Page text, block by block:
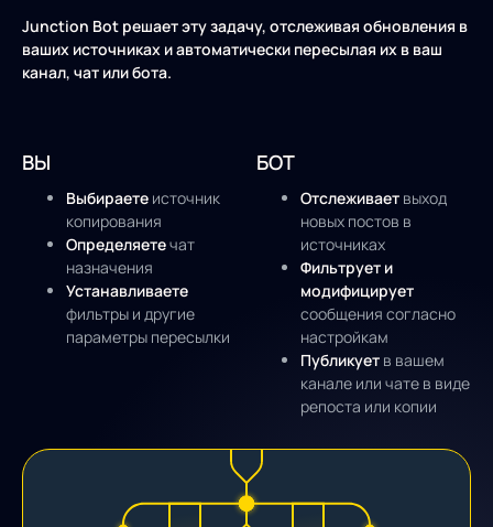
Junction Bot решает эту задачу, отслеживая обновления в
ваших источниках и автоматически пересылая их в ваш
канал, чат или бота.
ВЫ
Выбираете источник
копирования
Определяетечат
назначения
Устанавливаете
фильтры и другие
параметры пересылки
БОТ
Отслеживает выход
новых постов в
источниках
Фильтрует и
модифицирует
сообщения согласно
настройкам
Публикует в вашем
канале или чате в виде
репоста или копии